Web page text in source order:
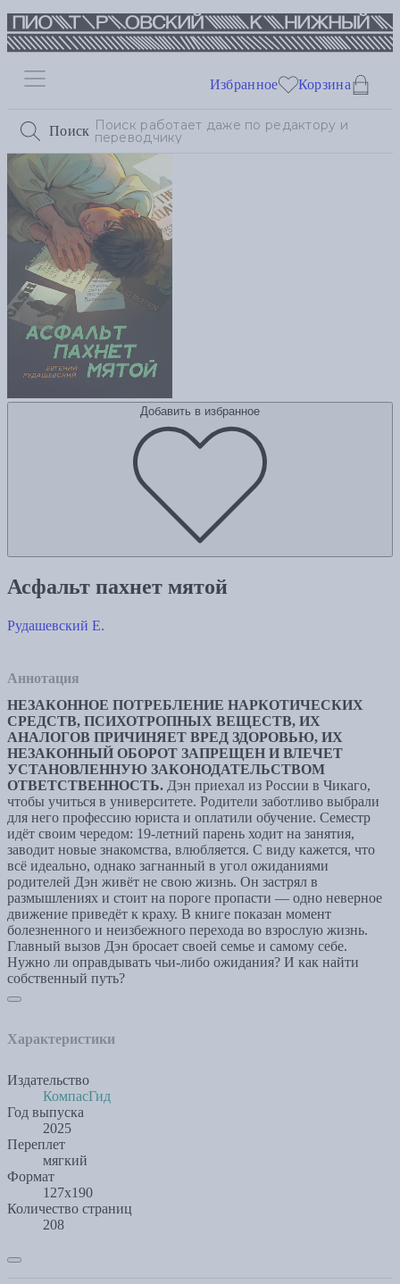
Поиск
Избранное Корзина
Добавить в избранное
Асфальт пахнет мятой
Рудашевский Е.
Аннотация
НЕЗАКОННОЕ ПОТРЕБЛЕНИЕ НАРКОТИЧЕСКИХ
СРЕДСТВ, ПСИХОТРОПНЫХ ВЕЩЕСТВ, ИХ
АНАЛОГОВ ПРИЧИНЯЕТ ВРЕД ЗДОРОВЬЮ, ИХ
НЕЗАКОННЫЙ ОБОРОТ ЗАПРЕЩЕН И ВЛЕЧЕТ
УСТАНОВЛЕННУЮ ЗАКОНОДАТЕЛЬСТВОМ
ОТВЕТСТВЕННОСТЬ. Дэн приехал из России в Чикаго,
чтобы учиться в университете. Родители заботливо выбрали
для него профессию юриста и оплатили обучение. Семестр
идёт своим чередом: 19‑летний парень ходит на занятия,
заводит новые знакомства, влюбляется. С виду кажется, что
всё идеально, однако загнанный в угол ожиданиями
родителей Дэн живёт не свою жизнь. Он застрял в
размышлениях и стоит на пороге пропасти — одно неверное
движение приведёт к краху. В книге показан момент
болезненного и неизбежного перехода во взрослую жизнь.
Главный вызов Дэн бросает своей семье и самому себе.
Нужно ли оправдывать чьи-либо ожидания? И как найти
собственный путь?
Характеристики
Издательство
КомпасГид
Год выпуска
2025
Переплет
мягкий
Формат
127х190
Количество страниц
208